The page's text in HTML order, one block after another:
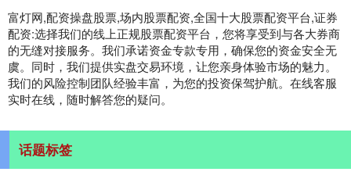
富灯网,配资操盘股票,场内股票配资,全国十大股票配资平台,证券
配资:选择我们的线上正规股票配资平台，您将享受到与各大券商
的无缝对接服务。我们承诺资金专款专用，确保您的资金安全无
虞。同时，我们提供实盘交易环境，让您亲身体验市场的魅力。
我们的风险控制团队经验丰富，为您的投资保驾护航。在线客服
实时在线，随时解答您的疑问。
话题标签